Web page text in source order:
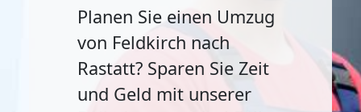
Planen Sie einen Umzug
von Feldkirch nach
Rastatt? Sparen Sie Zeit
und Geld mit unserer